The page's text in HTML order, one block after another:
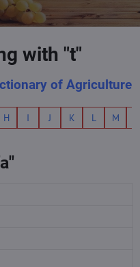
with "t"
of Agriculture
H I J K L M